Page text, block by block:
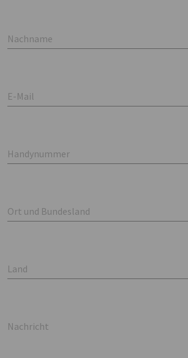
Nachname
E-Mail
Handynummer
Ort und Bundesland
Land
Nachricht